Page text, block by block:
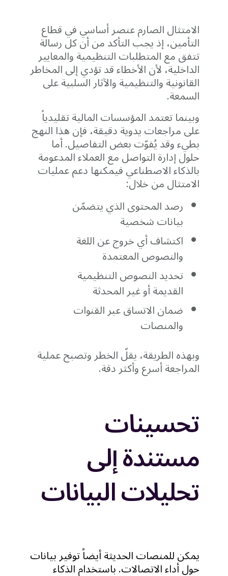
الامتثال الصارم عنصر أساسي في قطاع
التأمين، إذ يجب التأكد من أن كل رسالة
تتفق مع المتطلبات التنظيمية والمعايير
الداخلية، لأن الأخطاء قد تؤدي إلى المخاطر
القانونية والتنظيمية والآثار السلبية على
السمعة.
وبينما تعتمد المؤسسات المالية تقليدياً
على مراجعات يدوية دقيقة، فإن هذا النهج
بطيء وقد يُفوّت بعض التفاصيل. أما
حلول إدارة التواصل مع العملاء المدعومة
بالذكاء الاصطناعي فيمكنها دعم عمليات
الامتثال من خلال:
رصد المحتوى الذي يتضمّن
بيانات شخصية
اكتشاف أي خروج عن اللغة
والنصوص المعتمدة
تحديد النصوص التنظيمية
القديمة أو غير المحدثة
ضمان الاتساق عبر القنوات
والمنصات
وبهذه الطريقة، يقلّ الخطر وتصبح عملية
المراجعة أسرع وأكثر دقة.
تحسينات
مستندة إلى
تحليلات البيانات
يمكن للمنصات الحديثة أيضاً توفير بيانات
حول أداء الاتصالات. باستخدام الذكاء